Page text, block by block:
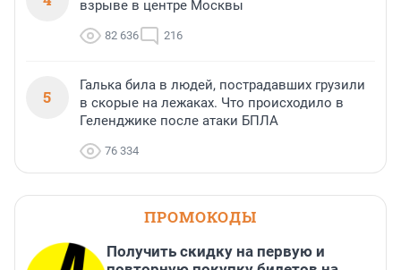
взрыве в центре Москвы
82 636 216
5
Галька била в людей, пострадавших грузили
в скорые на лежаках. Что происходило в
Геленджике после атаки БПЛА
76 334
ПРОМОКОДЫ
Получить скидку на первую и